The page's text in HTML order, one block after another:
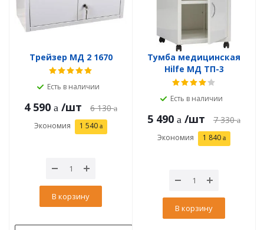
Трейзер МД 2 1670
Есть в наличии
4 590 /шт 6 130
Экономия 1 540
В корзину
Тумба медицинская
Hilfe МД ТП-3
Есть в наличии
5 490 /шт 7 330
Экономия 1 840
В корзину